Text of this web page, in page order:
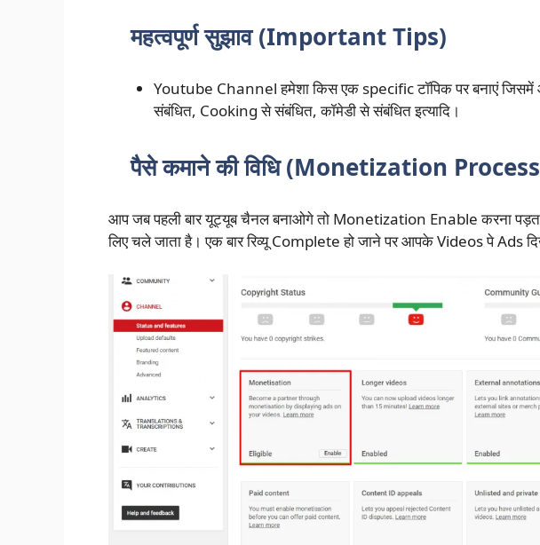
महत्वपूर्ण सुझाव (Important Tips)
Youtube Channel हमेशा किस एक specific टॉपिक पर बनाएं
संबंधित, Cooking से संबंधित, कॉमेडी से संबंधित इत्यादि।
पैसे कमाने की विधि (Monetization
आप जब पहली बार यूट्यूब चैनल बनाओगे तो Monetization Enable करना
लिए चले जाता है। एक बार रिव्यू Complete हो जाने पर आपके Videos पे